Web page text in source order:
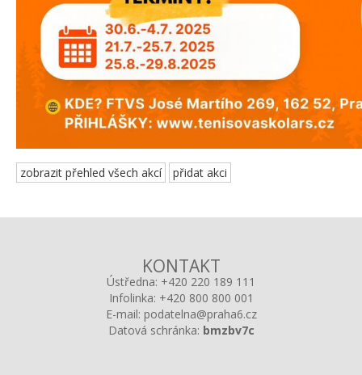
zobrazit přehled všech akcí přidat akci
KONTAKT
Ústředna: +420 220 189 111
Infolinka: +420 800 800 001
E-mail: podatelna@praha6.cz
Datová schránka: bmzbv7c